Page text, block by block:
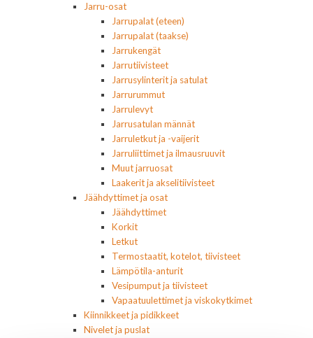
Jarru-osat
Jarrupalat (eteen)
Jarrupalat (taakse)
Jarrukengät
Jarrutiivisteet
Jarrusylinterit ja satulat
Jarrurummut
Jarrulevyt
Jarrusatulan männät
Jarruletkut ja -vaijerit
Jarruliittimet ja ilmausruuvit
Muut jarruosat
Laakerit ja akselitiivisteet
Jäähdyttimet ja osat
Jäähdyttimet
Korkit
Letkut
Termostaatit, kotelot, tiivisteet
Lämpötila-anturit
Vesipumput ja tiivisteet
Vapaatuulettimet ja viskokytkimet
Kiinnikkeet ja pidikkeet
Nivelet ja puslat